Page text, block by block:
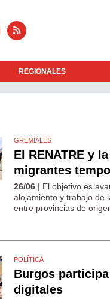
REGIONALES
GREMIALES
El RENATRE y
migrantes
26/06 | El objetivo es
alojamiento y trabajo de
entre provincias de
POLÍTICA
Burgos
digitales